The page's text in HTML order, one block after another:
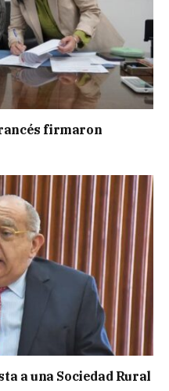
firmaron
a una Sociedad Rural